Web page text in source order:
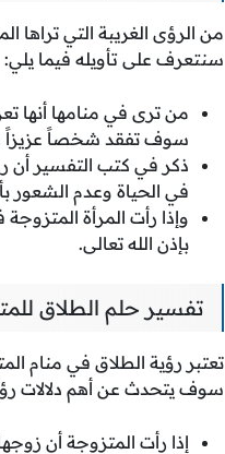
من الرؤى الغريبة التي تراها
سنتعرف على تأويله فيما يلي:
من ترى في منامها أنها
سوف تفقد شخصاً عزيزاً
ذكر في كتب التفسير أن
في الحياة وعدم الشعور
وإذا رأت المرأة
بإذن الله تعالى.
تفسير حلم الطلاق
تعتبر رؤية الطلاق في منام
سوف يتحدث عن أهم دلالات
إذا رأت المتزوجة أن